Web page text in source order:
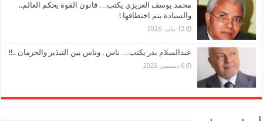
محمد يوسف العزيزي يكتب… قانون القوة يحكم العالم..
والسيادة يتم اختطافها !
12 يناير، 2026
عبدالسلام بدر يكتب… ناس . وناس بين التبذير والحرمان ..!!
6 ديسمبر، 2025